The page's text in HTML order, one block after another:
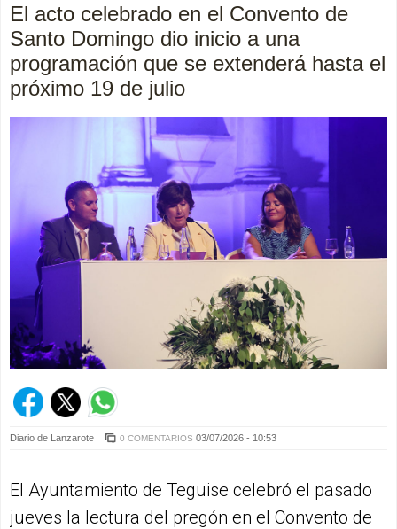
El acto celebrado en el Convento de
Santo Domingo dio inicio a una
programación que se extenderá hasta el
próximo 19 de julio
Diario de Lanzarote 0 COMENTARIOS 03/07/2026 - 10:53
El Ayuntamiento de Teguise celebró el pasado
jueves la lectura del pregón en el Convento de